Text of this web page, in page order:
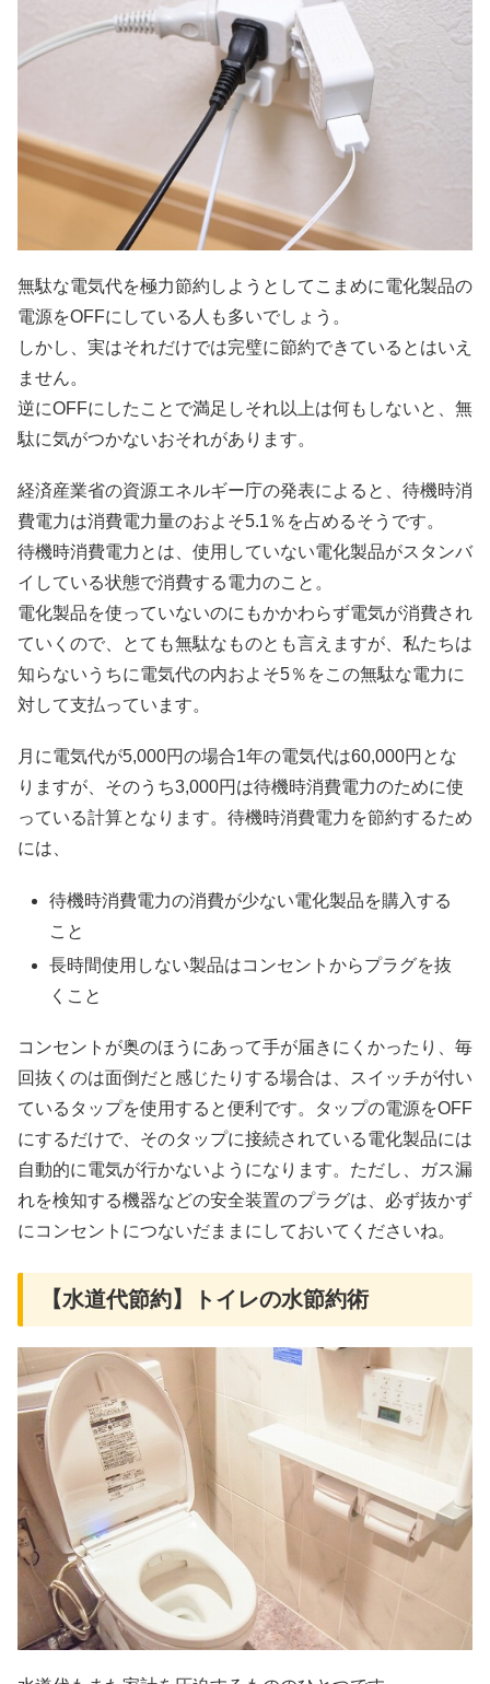
無駄な電気代を極力節約しようとしてこまめに電化製品の
電源をOFFにしている人も多いでしょう。
しかし、実はそれだけでは完璧に節約できているとはいえ
ません。
逆にOFFにしたことで満足しそれ以上は何もしないと、無
駄に気がつかないおそれがあります。
経済産業省の資源エネルギー庁の発表によると、 待機時消
費電力は消費電力量のおよそ5.1％ を占めるそうです。
待機時消費電力とは、使用していない電化製品がスタンバ
イしている状態で消費する電力のこと。
電化製品を使っていないのにもかかわらず電気が消費され
ていくので、とても無駄なものとも言えますが、私たちは
知らないうちに電気代の内およそ5％をこの無駄な電力に
対して支払っています。
月に電気代が5,000円の場合1年の電気代は60,000円とな
りますが、そのうち3,000円は待機時消費電力のために使
っている計算となります。待機時消費電力を節約するため
には、
待機時消費電力の消費が少ない電化製品を購入する
こと
長時間使用しない製品はコンセントからプラグを抜
くこと
コンセントが奥のほうにあって手が届きにくかったり、毎
回抜くのは面倒だと感じたりする場合は、スイッチが付い
ているタップを使用すると便利です。タップの電源をOFF
にするだけで、そのタップに接続されている電化製品には
自動的に電気が行かないようになります。ただし、ガス漏
れを検知する機器などの安全装置のプラグは、必ず抜かず
にコンセントにつないだままにしておいてくださいね。
【水道代節約】トイレの水節約術